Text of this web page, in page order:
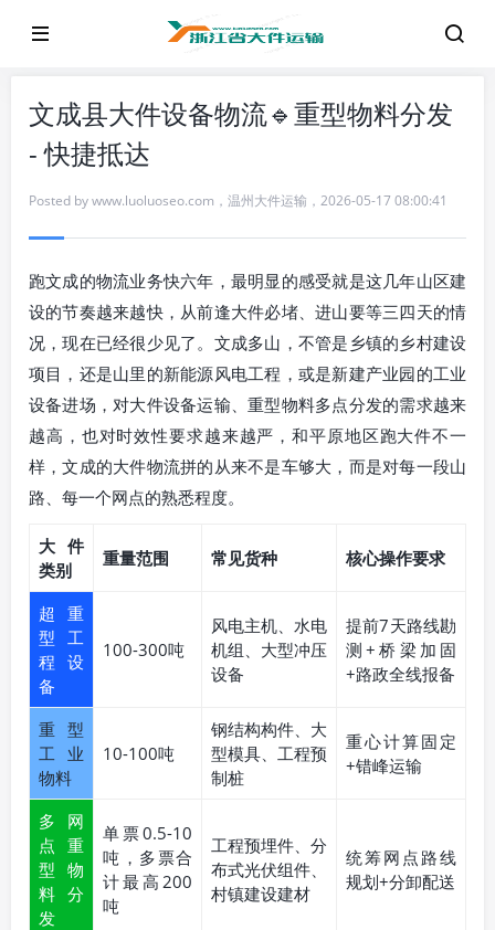
文成县大件设备物流🔹重型物料分发
- 快捷抵达
Posted bywww.luoluoseo.com ， 温州大件运输 ， 2026-05-17 08:00:41
跑文成的物流业务快六年，最明显的感受就是这几年山区建
设的节奏越来越快，从前逢大件必堵、进山要等三四天的情
况，现在已经很少见了。文成多山，不管是乡镇的乡村建设
项目，还是山里的新能源风电工程，或是新建产业园的工业
设备进场，对大件设备运输、重型物料多点分发的需求越来
越高，也对时效性要求越来越严，和平原地区跑大件不一
样，文成的大件物流拼的从来不是车够大，而是对每一段山
路、每一个网点的熟悉程度。
大件
类别
重量范围 常见货种 核心操作要求
超重
型工
程设
备
100-300吨
风电主机、水电
机组、大型冲压
设备
提前7天路线勘
测+桥梁加固
+路政全线报备
重型
工业
物料
10-100吨
钢结构构件、大
型模具、工程预
制桩
重心计算固定
+错峰运输
多网
点重
型物
料分
发
单票0.5-10
吨，多票合
计最高200
吨
工程预埋件、分
布式光伏组件、
村镇建设建材
统筹网点路线
规划+分卸配送